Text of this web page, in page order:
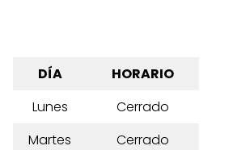
DÍA
HORARIO
Lunes
Cerrado
Martes
Cerrado